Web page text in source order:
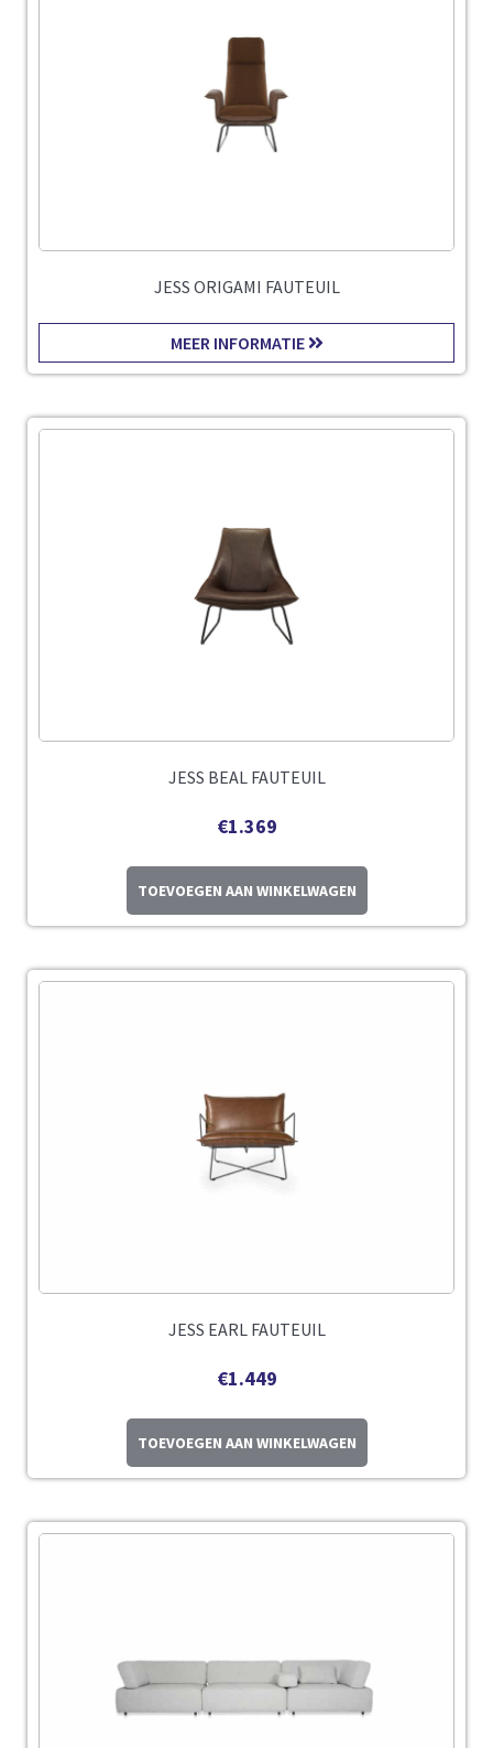
JESS ORIGAMI FAUTEUIL
MEER INFORMATIE
JESS BEAL FAUTEUIL
€1.369
TOEVOEGEN AAN WINKELWAGEN
JESS EARL FAUTEUIL
€1.449
TOEVOEGEN AAN WINKELWAGEN